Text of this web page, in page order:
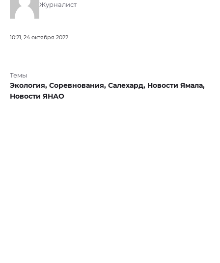
Журналист
10:21, 24 октября 2022
Темы
Экология, Соревнования, Салехард, Новости Ямала,
Новости ЯНАО